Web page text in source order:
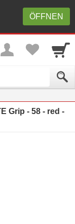
ÖFFNEN
Grip - 58 - red -